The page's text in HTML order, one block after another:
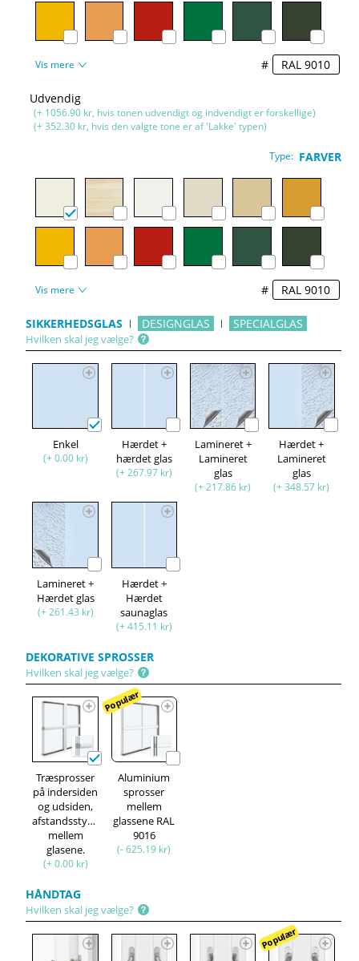
Vis mere #
Udvendig
(+ 1056.90 kr, hvis tonen udvendigt og indvendigt er forskellige)
(+ 352.30 kr, hvis den valgte tone er af 'Lakke' typen)
Type: FARVER
Vis mere #
SIKKERHEDSGLAS DESIGNGLAS SPECIALGLAS
Hvilken skal jeg vælge?
Enkel
(+ 0.00 kr)
Hærdet +
hærdet glas
(+ 267.97 kr)
Lamineret +
Lamineret
glas
(+ 217.86 kr)
Hærdet +
Lamineret
glas
(+ 348.57 kr)
Lamineret +
Hærdet glas
(+ 261.43 kr)
Hærdet +
Hærdet
saunaglas
(+ 415.11 kr)
DEKORATIVE SPROSSER
Hvilken skal jeg vælge?
Træsprosser
på indersiden
og udsiden,
afstandsstykke
mellem
glasene.
(+ 0.00 kr)
Populær
Aluminium
sprosser
mellem
glassene RAL
9016
(- 625.19 kr)
HÅNDTAG
Hvilken skal jeg vælge?
Populær